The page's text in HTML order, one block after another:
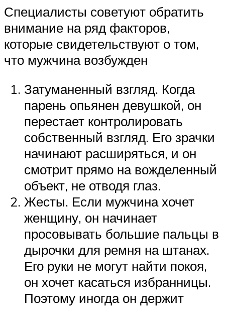
Специалисты советуют обратить
внимание на ряд факторов,
которые свидетельствуют о том,
что мужчина возбужден
Затуманенный взгляд. Когда
парень опьянен девушкой, он
перестает контролировать
собственный взгляд. Его зрачки
начинают расширяться, и он
смотрит прямо на вожделенный
объект, не отводя глаз.
Жесты. Если мужчина хочет
женщину, он начинает
просовывать большие пальцы в
дырочки для ремня на штанах.
Его руки не могут найти покоя,
он хочет касаться избранницы.
Поэтому иногда он держит